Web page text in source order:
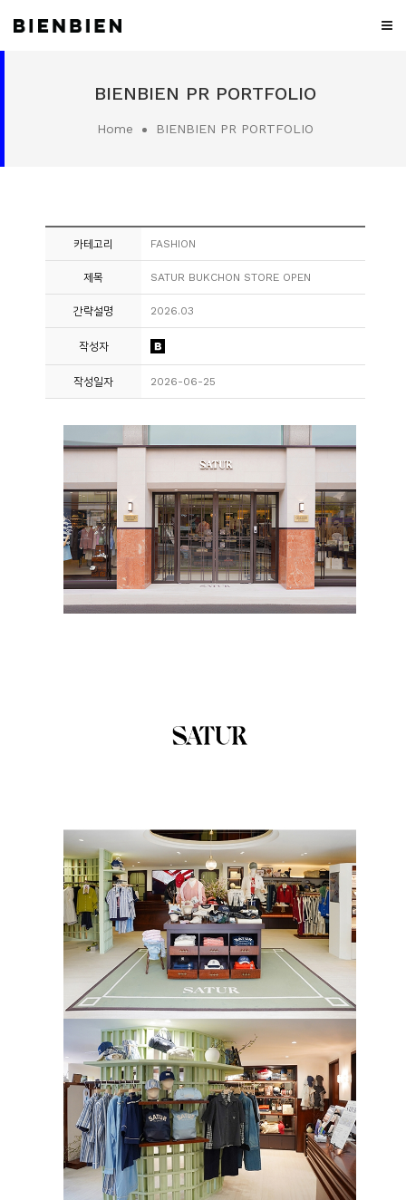
BIENBIEN PR PORTFOLIO
Home BIENBIEN PR PORTFOLIO
카테고리 FASHION
제목 SATUR BUKCHON STORE OPEN
간략설명 2026.03
작성자
작성일자 2026-06-25
PROJECT
CONTACT
CAREER